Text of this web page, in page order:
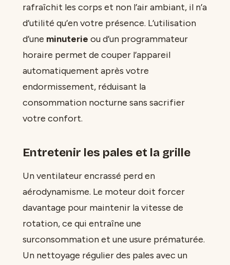
rafraîchit les corps et non l’air ambiant, il n’a
d’utilité qu’en votre présence. L’utilisation
d’une minuterie ou d’un programmateur
horaire permet de couper l’appareil
automatiquement après votre
endormissement, réduisant la
consommation nocturne sans sacrifier
votre confort.
Entretenir les pales et la grille
Un ventilateur encrassé perd en
aérodynamisme. Le moteur doit forcer
davantage pour maintenir la vitesse de
rotation, ce qui entraîne une
surconsommation et une usure prématurée.
Un nettoyage régulier des pales avec un